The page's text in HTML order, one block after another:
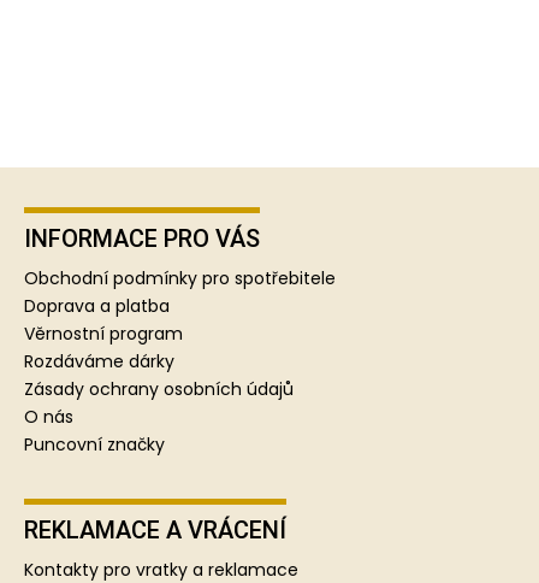
Z
INFORMACE PRO VÁS
Obchodní podmínky pro spotřebitele
Doprava a platba
Věrnostní program
Rozdáváme dárky
Zásady ochrany osobních údajů
O nás
Puncovní značky
REKLAMACE A VRÁCENÍ
Kontakty pro vratky a reklamace